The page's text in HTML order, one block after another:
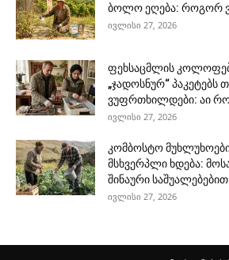
ბოლო ეღება: როგორ
ივლისი 27, 2026
ფეხსაცმლის
„ჯადოსნურ“ პაკეტებს
ვუფრთხილდები: აი
ივლისი 27, 2026
კომბოსტო
მსხვერპლი ხდება:
შინაური საშუალებებით
ივლისი 27, 2026